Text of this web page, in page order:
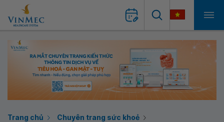
Trang chủ
Chuyên trang sức khoẻ